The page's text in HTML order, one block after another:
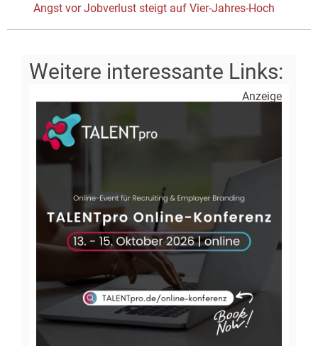
Next
post:
Angst vor Jobverlust steigt auf Vier-Jahres-Hoch
Anzeige